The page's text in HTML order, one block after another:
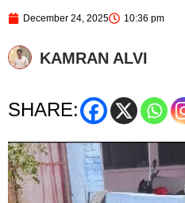
December 24, 2025 10:36 pm
KAMRAN ALVI
SHARE: